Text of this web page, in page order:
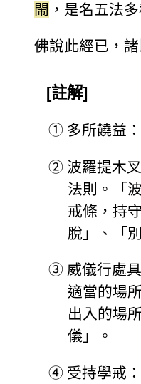
閙 ，是名五法
佛說此經已，
[註解]
① 多所饒益
② 波羅提木
法則。「
戒條，持
脫」、「
③ 威儀行處
適當的場
出入的場
儀」。
④ 受持學戒